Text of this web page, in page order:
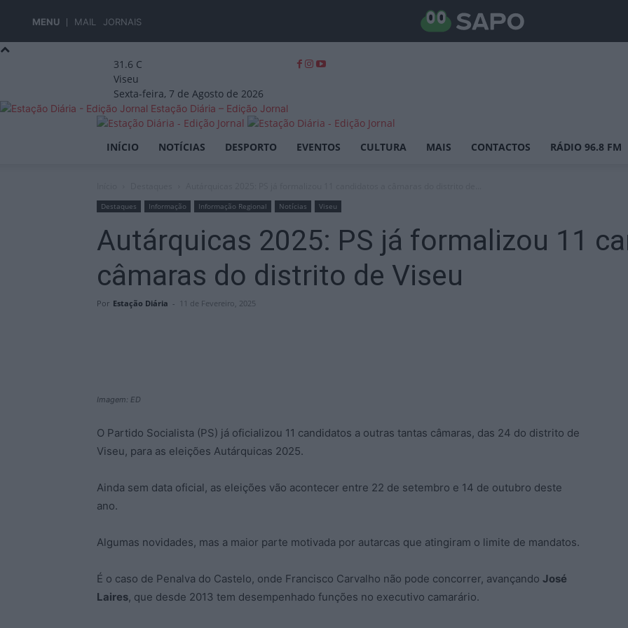
MENU MAIL JORNAIS
31.6 C
Viseu
Sexta-feira, 7 de Agosto de 2026
Estação Diária – Edição Jornal
INÍCIO NOTÍCIAS DESPORTO EVENTOS CULTURA MAIS CONTACTOS RÁDIO 96.8 FM
Destaques Informação Informação Regional Notícias Viseu
Autárquicas 2025: PS já formalizou 11
câmaras do distrito de Viseu
Por Estação Diária - 11 de Fevereiro, 2025
Imagem: ED
O Partido Socialista (PS) já oficializou 11 candidatos a outras tantas câmaras, das 24 do distrito de
Viseu, para as eleições Autárquicas 2025.
Ainda sem data oficial, as eleições vão acontecer entre 22 de setembro e 14 de outubro deste
ano.
Algumas novidades, mas a maior parte motivada por autarcas que atingiram o limite de mandatos.
É o caso de Penalva do Castelo, onde Francisco Carvalho não pode concorrer, avançando José
Laires, que desde 2013 tem desempenhado funções no executivo camarário.